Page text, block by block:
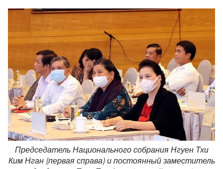
Председатель Национального собрания Нгуен Тхи
Ким Нган (первая справа) и постоянный заместитель